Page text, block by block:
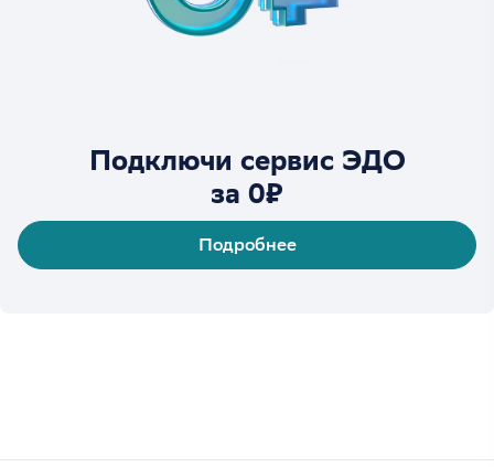
Подключи сервис ЭДО
за 0₽
Подробнее